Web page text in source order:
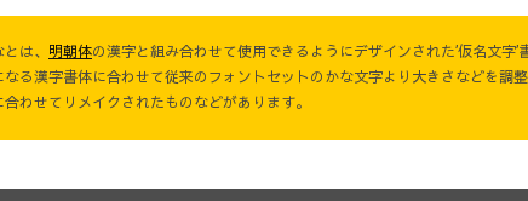
は、 明朝体の漢字と組み合わせて使用できるようにデザインされた’仮名文字’
なる漢字書体に合わせて従来のフォントセットのかな文字より大きさなどを調
わせてリメイクされたものなどがあります。